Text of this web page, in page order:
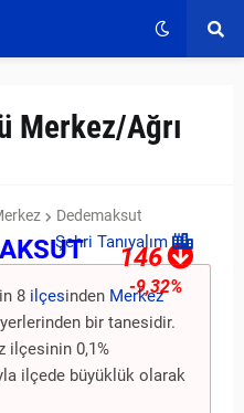
Merkez/Ağrı
Dedemaksut
146
-9,32%
Şehri Tanıyalım
8 ilçesinden Merkez
bir tanesidir.
ilçesinin 0,1%
ilçede büyüklük olarak